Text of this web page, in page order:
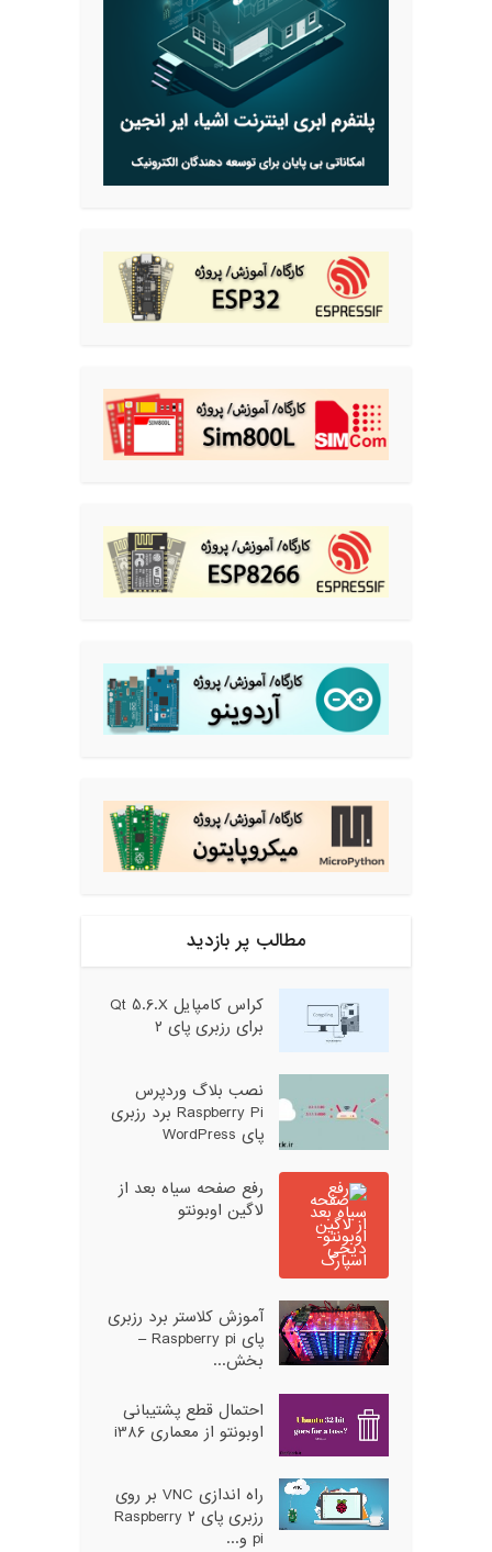
مطالب پر بازدید
کراس کامپایل Qt 5.6.X
برای رزبری پای ۲
نصب بلاگ وردپرس
Raspberry Pi برد رزبری
پای WordPress
رفع صفحه سیاه بعد از
لاگین اوبونتو
آموزش کلاستر برد رزبری
پای Raspberry pi –
بخش...
احتمال قطع پشتیبانی
اوبونتو از معماری i386
راه اندازی VNC بر روی
رزبری پای ۲ Raspberry
pi و...